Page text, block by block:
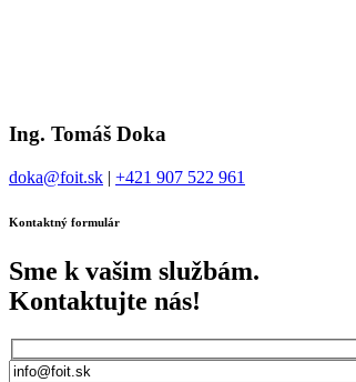
Ing. Tomáš Doka
doka@foit.sk | +421 907 522 961
Kontaktný formulár
Sme k vašim službám.
Kontaktujte nás!